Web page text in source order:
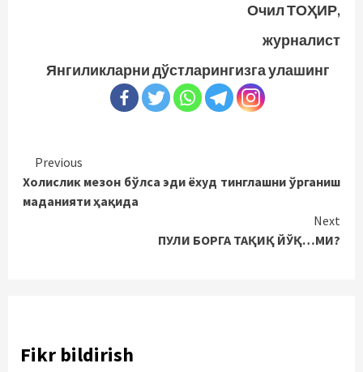
Очил ТОҲИР,
журналист
Янгиликларни дўстларингизга улашинг
Continue
Reading
Previous
Холислик мезон бўлса эди ёхуд тинглашни ўрганиш
маданияти ҳақида
Next
ПУЛИ БОРГА ТАҚИҚ ЙЎҚ…МИ?
Fikr bildirish